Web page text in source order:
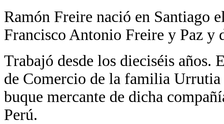
Ramón Freire nació en Santiago
Francisco Antonio Freire y Paz y
Trabajó desde los dieciséis años.
de Comercio de la familia
buque mercante de dicha
Perú.